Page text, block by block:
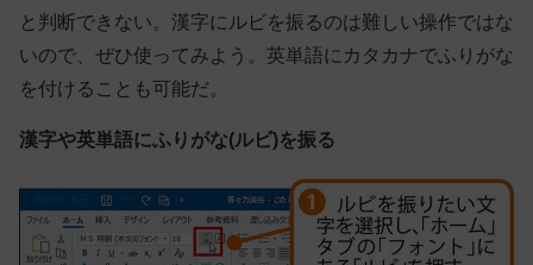
と判断できない。漢字にルビを振るのは難しい操作ではな
いので、ぜひ使ってみよう。英単語にカタカナでふりがな
を付けることも可能だ。
漢字や英単語にふりがな(ルビ)を振る